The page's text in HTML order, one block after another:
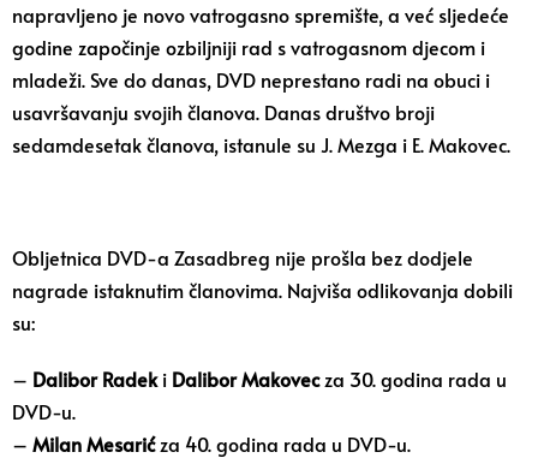
napravljeno je novo vatrogasno spremište, a već sljedeće
godine započinje ozbiljniji rad s vatrogasnom djecom i
mladeži. Sve do danas, DVD neprestano radi na obuci i
usavršavanju svojih članova. Danas društvo broji
sedamdesetak članova, istanule su J. Mezga i E. Makovec.
Obljetnica DVD-a Zasadbreg nije prošla bez dodjele
nagrade istaknutim članovima. Najviša odlikovanja dobili
su:
– Dalibor Radeki Dalibor Makovecza 30. godina rada u
DVD-u.
– Milan Mesarićza 40. godina rada u DVD-u.